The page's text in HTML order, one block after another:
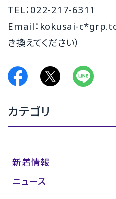
TEL：022-217-6311
Email：kokusai-
き換えてください）
カテゴリ
新着情報
ニュース